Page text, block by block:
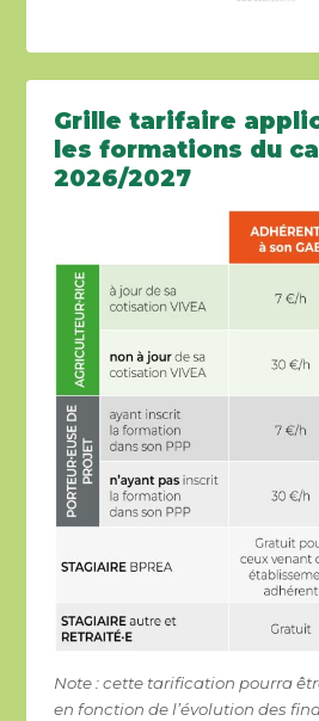
Grille tarifaire
les formations du
2026/2027
Note : cette tarification pourra
en fonction de l’évolution des